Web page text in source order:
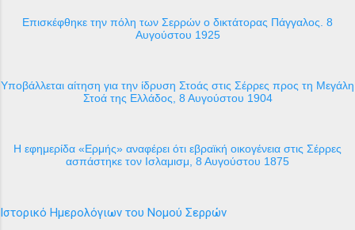
Επισκέφθηκε την πόλη των Σερρών ο δικτάτορας Πάγγαλος. 8
Αυγούστου 1925
Υποβάλλεται αίτηση για την ίδρυση Στοάς στις Σέρρες προς τη Μεγάλη
Στοά της Ελλάδος, 8 Αυγούστου 1904
H εφημερίδα «Ερμής» αναφέρει ότι εβραϊκή οικογένεια στις Σέρρες
ασπάστηκε τον Ισλαμισμ, 8 Αυγούστου 1875
Ιστορικό Ημερολόγιων του Νομού Σερρών